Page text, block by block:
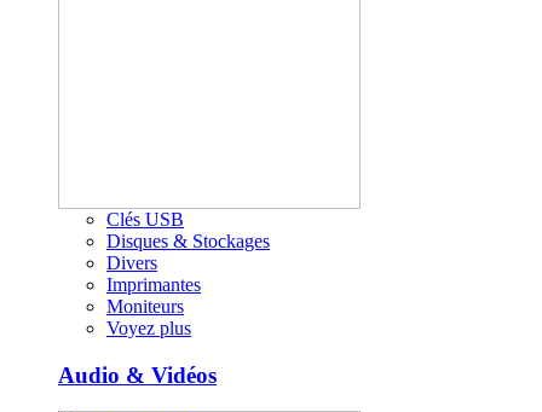
Clés USB
Disques & Stockages
Divers
Imprimantes
Moniteurs
Voyez plus
Audio & Vidéos